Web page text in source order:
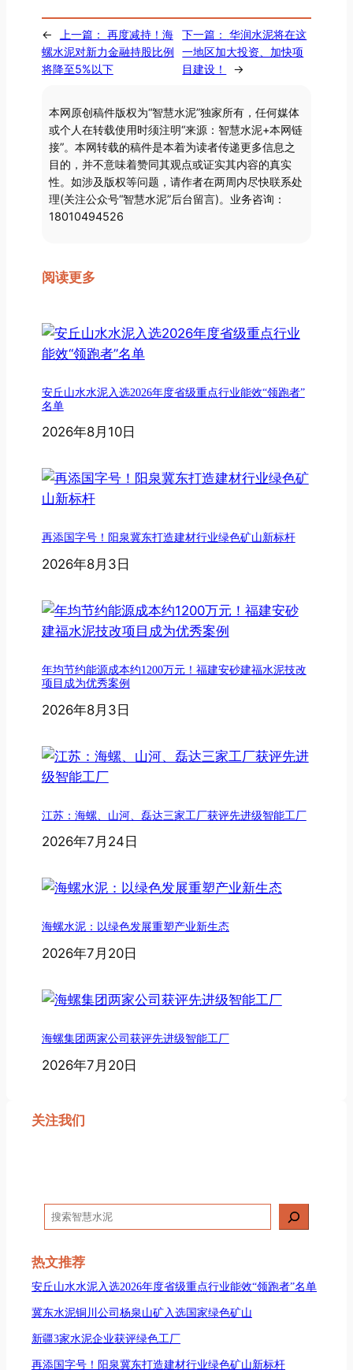
← 上一篇： 再度减持！海
螺水泥对新力金融持股比例
将降至5%以下
下一篇：
华润水泥将在这
一地区加大投资、加快项
目建设！
→
本网原创稿件版权为“智慧水泥”独家所有，任何媒体
或个人在转载使用时须注明“来源：智慧水泥+本网链
接”。本网转载的稿件是本着为读者传递更多信息之
目的，并不意味着赞同其观点或证实其内容的真实
性。如涉及版权等问题，请作者在两周内尽快联系处
理(关注公众号“智慧水泥”后台留言)。业务咨询：
18010494526
阅读更多
安丘山水水泥入选2026年度省级重点行业能效“领跑者”
名单
2026年8月10日
再添国字号！阳泉冀东打造建材行业绿色矿山新标杆
2026年8月3日
年均节约能源成本约1200万元！福建安砂建福水泥技改
项目成为优秀案例
2026年8月3日
江苏：海螺、山河、磊达三家工厂获评先进级智能工厂
2026年7月24日
海螺水泥：以绿色发展重塑产业新生态
2026年7月20日
海螺集团两家公司获评先进级智能工厂
2026年7月20日
关注我们
搜
索
热文推荐
安丘山水水泥入选2026年度省级重点行业能效“领跑者”名单
冀东水泥铜川公司杨泉山矿入选国家绿色矿山
新疆3家水泥企业获评绿色工厂
再添国字号！阳泉冀东打造建材行业绿色矿山新标杆